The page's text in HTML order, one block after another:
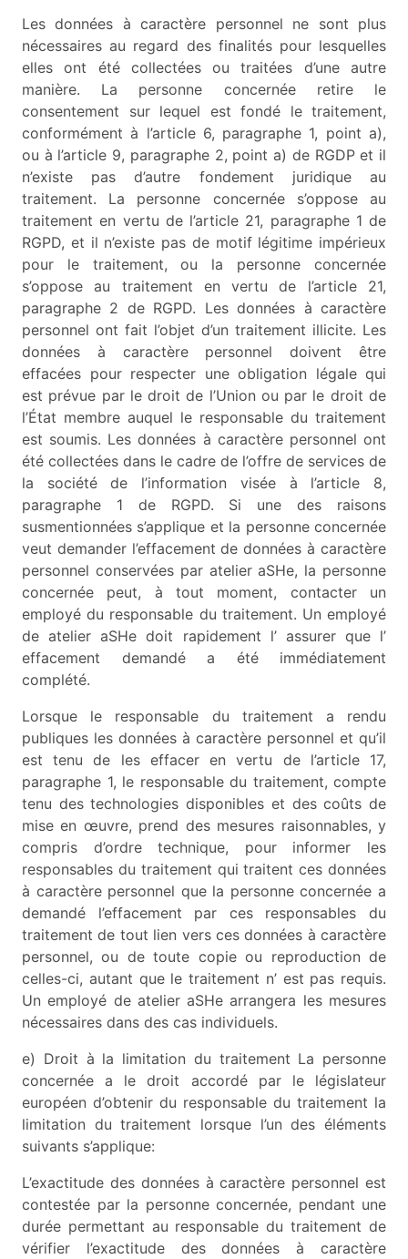
Les données à caractère personnel ne sont plus
nécessaires au regard des finalités pour lesquelles
elles ont été collectées ou traitées d’une autre
manière. La personne concernée retire le
consentement sur lequel est fondé le traitement,
conformément à l’article 6, paragraphe 1, point a),
ou à l’article 9, paragraphe 2, point a) de RGDP et il
n’existe pas d’autre fondement juridique au
traitement. La personne concernée s’oppose au
traitement en vertu de l’article 21, paragraphe 1 de
RGPD, et il n’existe pas de motif légitime impérieux
pour le traitement, ou la personne concernée
s’oppose au traitement en vertu de l’article 21,
paragraphe 2 de RGPD. Les données à caractère
personnel ont fait l’objet d’un traitement illicite. Les
données à caractère personnel doivent être
effacées pour respecter une obligation légale qui
est prévue par le droit de l’Union ou par le droit de
l’État membre auquel le responsable du traitement
est soumis. Les données à caractère personnel ont
été collectées dans le cadre de l’offre de services de
la société de l’information visée à l’article 8,
paragraphe 1 de RGPD. Si une des raisons
susmentionnées s’applique et la personne concernée
veut demander l’effacement de données à caractère
personnel conservées par atelier aSHe, la personne
concernée peut, à tout moment, contacter un
employé du responsable du traitement. Un employé
de atelier aSHe doit rapidement l’ assurer que l’
effacement demandé a été immédiatement
complété.
Lorsque le responsable du traitement a rendu
publiques les données à caractère personnel et qu’il
est tenu de les effacer en vertu de l’article 17,
paragraphe 1, le responsable du traitement, compte
tenu des technologies disponibles et des coûts de
mise en œuvre, prend des mesures raisonnables, y
compris d’ordre technique, pour informer les
responsables du traitement qui traitent ces données
à caractère personnel que la personne concernée a
demandé l’effacement par ces responsables du
traitement de tout lien vers ces données à caractère
personnel, ou de toute copie ou reproduction de
celles-ci, autant que le traitement n’ est pas requis.
Un employé de atelier aSHe arrangera les mesures
nécessaires dans des cas individuels.
e) Droit à la limitation du traitement La personne
concernée a le droit accordé par le législateur
européen d’obtenir du responsable du traitement la
limitation du traitement lorsque l’un des éléments
suivants s’applique:
L’exactitude des données à caractère personnel est
contestée par la personne concernée, pendant une
durée permettant au responsable du traitement de
vérifier l’exactitude des données à caractère